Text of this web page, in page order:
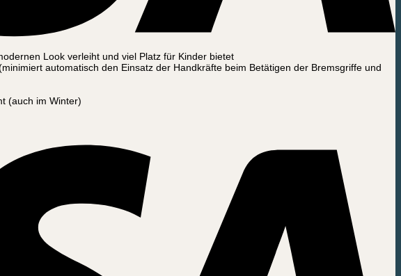
Look verleiht und viel Platz für Kinder bietet
automatisch den Einsatz der Handkräfte beim Betätigen der Bremsgriffe und
(auch im Winter)